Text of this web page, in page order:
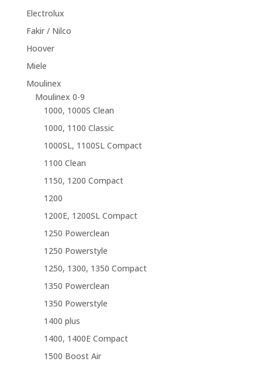
Electrolux
Fakir / Nilco
Hoover
Miele
Moulinex
Moulinex 0-9
1000, 1000S Clean
1000, 1100 Classic
1000SL, 1100SL Compact
1100 Clean
1150, 1200 Compact
1200
1200E, 1200SL Compact
1250 Powerclean
1250 Powerstyle
1250, 1300, 1350 Compact
1350 Powerclean
1350 Powerstyle
1400 plus
1400, 1400E Compact
1500 Boost Air